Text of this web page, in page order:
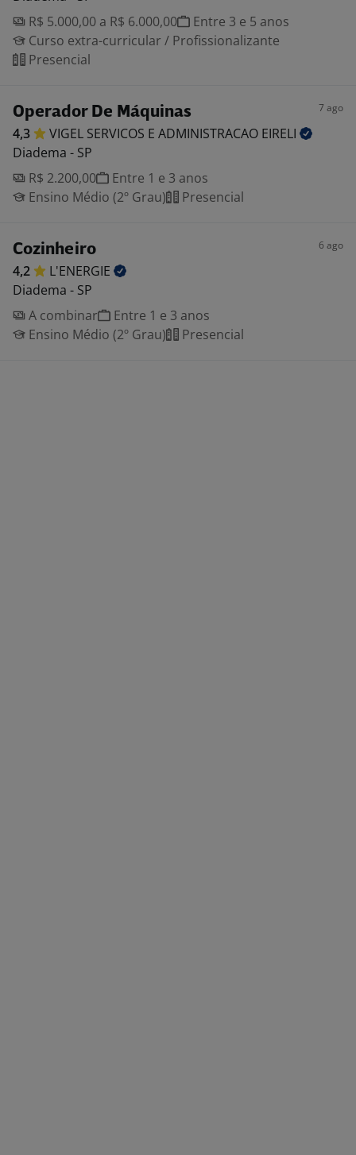
R$ 5.000,00 a R$ 6.000,00
Entre 3 e 5 anos
Curso extra-curricular / Profissionalizante
Presencial
Operador De Máquinas 7 ago
4,3 VIGEL SERVICOS E ADMINISTRACAO EIRELI
Diadema - SP
R$ 2.200,00
Entre 1 e 3 anos
Ensino Médio (2º Grau)
Presencial
Cozinheiro 6 ago
4,2
L'ENERGIE
Diadema - SP
A combinar
Entre 1 e 3 anos
Ensino Médio (2º Grau)
Presencial